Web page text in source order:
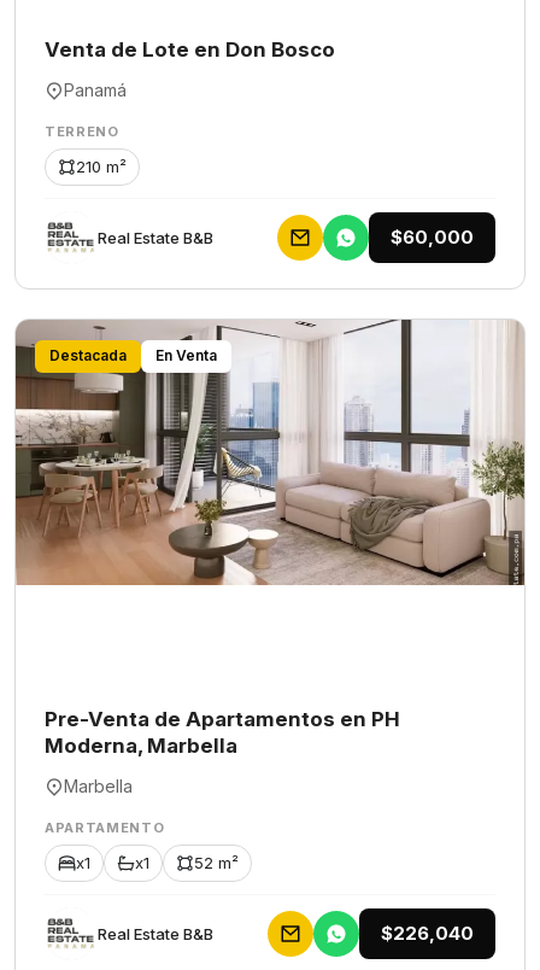
Venta de Lote en Don Bosco
Panamá
TERRENO
210 m²
Rеаl Еstаtе В&В $60,000
Destacada En Venta
Pre-Venta de Apartamentos en PH
Moderna, Marbella
Marbella
APARTAMENTO
x1 x1 52 m²
Rеаl Еstаtе В&В $226,040